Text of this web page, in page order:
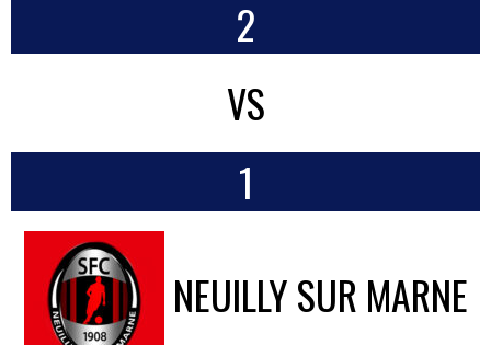
2
VS
1
NEUILLY SUR MARNE